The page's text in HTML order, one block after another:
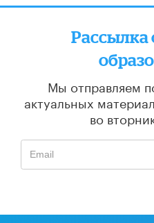
Рассылка
Мы отправляем
актуальных
во